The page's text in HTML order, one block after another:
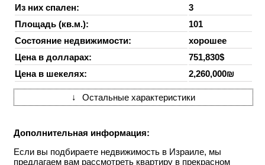
Из них спален:
3
Площадь (кв.м.):
101
Состояние недвижимости:
хорошее
Цена в долларах:
751,830$
Цена в шекелях:
2,260,000₪
↓ Остальные характеристики
Дополнительная информация:
Если вы подбираете недвижимость в Израиле, мы
предлагаем вам рассмотреть квартиру в прекрасном